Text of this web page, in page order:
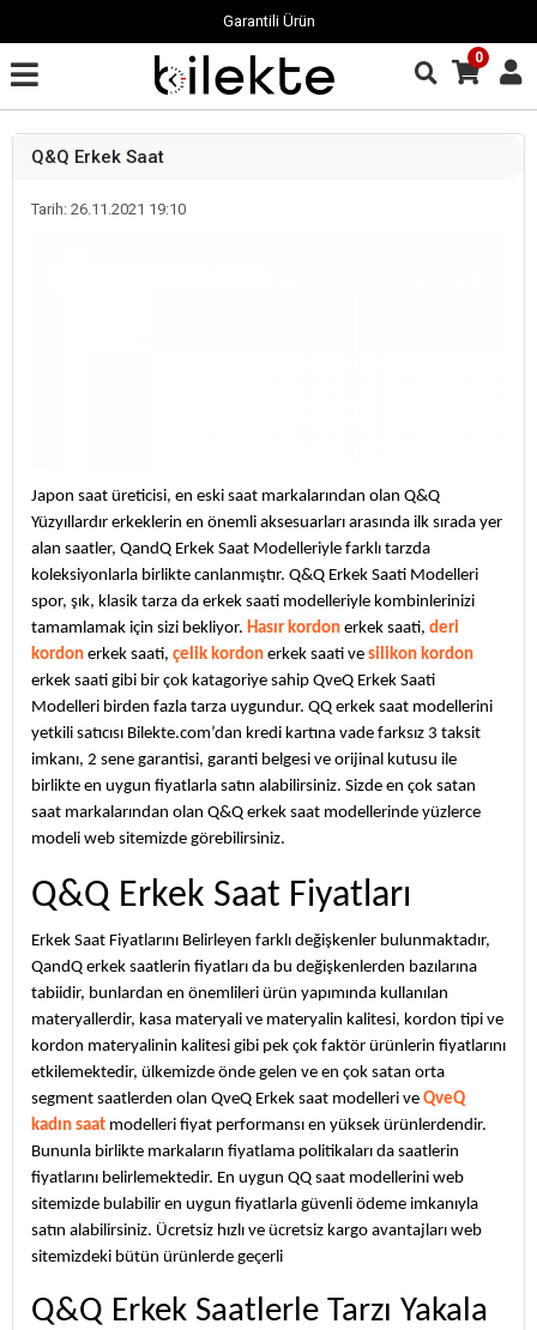
Garantili Ürün
0
Q&Q Erkek Saat
Tarih: 26.11.2021 19:10
Japon saat üreticisi, en eski saat markalarından olan Q&Q
Yüzyıllardır erkeklerin en önemli aksesuarları arasında ilk sırada yer
alan saatler, QandQ Erkek Saat Modelleriyle farklı tarzda
koleksiyonlarla birlikte canlanmıştır. Q&Q Erkek Saati Modelleri
spor, şık, klasik tarza da erkek saati modelleriyle kombinlerinizi
tamamlamak için sizi bekliyor. Hasır kordon erkek saati, deri
kordon erkek saati, çelik kordon erkek saati ve silikon kordon
erkek saati gibi bir çok katagoriye sahip QveQ Erkek Saati
Modelleri birden fazla tarza uygundur. QQ erkek saat modellerini
yetkili satıcısı Bilekte.com’dan kredi kartına vade farksız 3 taksit
imkanı, 2 sene garantisi, garanti belgesi ve orijinal kutusu ile
birlikte en uygun fiyatlarla satın alabilirsiniz. Sizde en çok satan
saat markalarından olan Q&Q erkek saat modellerinde yüzlerce
modeli web sitemizde görebilirsiniz.
Q&Q Erkek Saat Fiyatları
Erkek Saat Fiyatlarını Belirleyen farklı değişkenler bulunmaktadır,
QandQ erkek saatlerin fiyatları da bu değişkenlerden bazılarına
tabiidir, bunlardan en önemlileri ürün yapımında kullanılan
materyallerdir, kasa materyali ve materyalin kalitesi, kordon tipi ve
kordon materyalinin kalitesi gibi pek çok faktör ürünlerin fiyatlarını
etkilemektedir, ülkemizde önde gelen ve en çok satan orta
segment saatlerden olan QveQ Erkek saat modelleri ve QveQ
kadın saat modelleri fiyat performansı en yüksek ürünlerdendir.
Bununla birlikte markaların fiyatlama politikaları da saatlerin
fiyatlarını belirlemektedir. En uygun QQ saat modellerini web
sitemizde bulabilir en uygun fiyatlarla güvenli ödeme imkanıyla
satın alabilirsiniz. Ücretsiz hızlı ve ücretsiz kargo avantajları web
sitemizdeki bütün ürünlerde geçerli
Q&Q Erkek Saatlerle Tarzı Yakala